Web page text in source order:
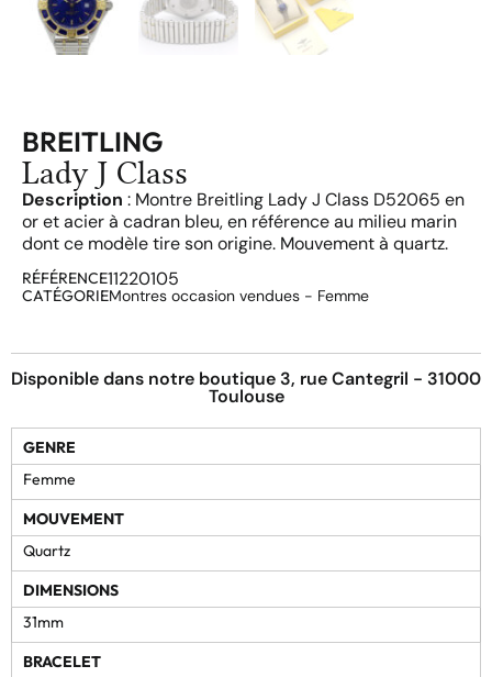
BREITLING
Lady J Class
Description : Montre Breitling Lady J Class D52065 en
or et acier à cadran bleu, en référence au milieu marin
dont ce modèle tire son origine. Mouvement à quartz.
RÉFÉRENCE11220105
CATÉGORIEMontres occasion vendues - Femme
Disponible dans notre boutique 3, rue Cantegril - 31000
Toulouse
GENRE
Femme
MOUVEMENT
Quartz
DIMENSIONS
31mm
BRACELET